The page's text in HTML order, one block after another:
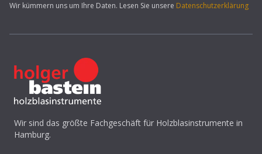
Wir kümmern uns um Ihre Daten. Lesen Sie unsere Datenschutzerklärung
Wir sind das größte Fachgeschäft für Holzblasinstrumente in
Hamburg.